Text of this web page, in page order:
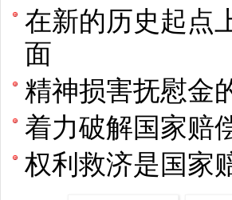
在新的历史起点
面
精神损害抚慰金
着力破解国家赔
权利救济是国家